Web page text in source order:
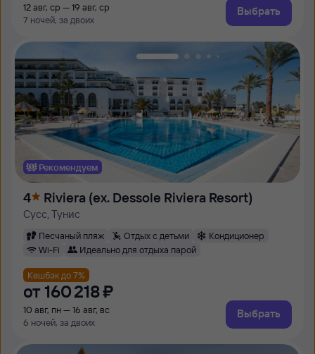
12 авг, ср — 19 авг, ср
7 ночей, за двоих
Выбрать
Рекомендуем
4 Riviera (ex. Dessole Riviera Resort)
Сусс, Тунис
Песчаный пляж Отдых с детьми
Кондиционер
Wi-Fi
Идеально для отдыха парой
Кешбэк до 7%
от 160 ⁠218 ⁠₽
10 авг, пн — 16 авг, вс
6 ночей, за двоих
Выбрать